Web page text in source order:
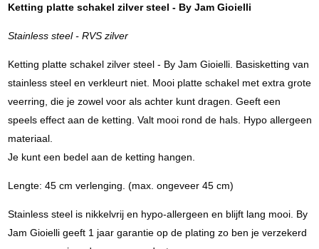
Ketting platte schakel zilver steel - By Jam Gioielli
Stainless steel - RVS zilver
Ketting platte schakel zilver steel - By Jam Gioielli. Basisketting van
stainless steel en verkleurt niet. Mooi platte schakel met extra grote
veerring, die je zowel voor als achter kunt dragen. Geeft een
speels effect aan de ketting. Valt mooi rond de hals. Hypo allergeen
materiaal.
Je kunt een bedel aan de ketting hangen.
Lengte: 45 cm verlenging. (max. ongeveer 45 cm)
Stainless steel is nikkelvrij en hypo-allergeen en blijft lang mooi. By
Jam Gioielli geeft 1 jaar garantie op de plating zo ben je verzekerd